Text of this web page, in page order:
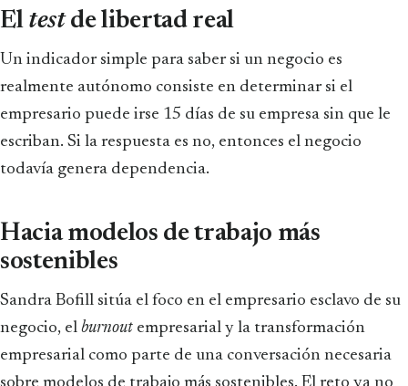
El testde libertad real
Un indicador simple para saber si un negocio es
realmente autónomo consiste en determinar si el
empresario puede irse 15 días de su empresa sin que le
escriban. Si la respuesta es no, entonces el negocio
todavía genera dependencia.
Hacia modelos de trabajo más
sostenibles
Sandra Bofill sitúa el foco en el empresario esclavo de su
negocio, el burnout empresarial y la transformación
empresarial como parte de una conversación necesaria